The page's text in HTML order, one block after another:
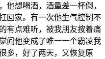
他想喝酒，酒量差一杯倒，
回家。有一次他生气控制不
有点难听，被我朋友按着痛
间他变成了唯一一个霸凌我
多，好了两天，又恢复原